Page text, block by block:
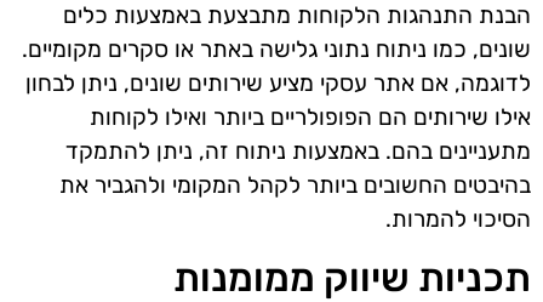
הבנת התנהגות הלקוחות מתבצעת באמצעות כלים
שונים, כמו ניתוח נתוני גלישה באתר או סקרים מקומיים.
לדוגמה, אם אתר עסקי מציע שירותים שונים, ניתן לבחון
אילו שירותים הם הפופולריים ביותר ואילו לקוחות
מתעניינים בהם. באמצעות ניתוח זה, ניתן להתמקד
בהיבטים החשובים ביותר לקהל המקומי ולהגביר את
הסיכוי להמרות.
תכניות שיווק ממומנות